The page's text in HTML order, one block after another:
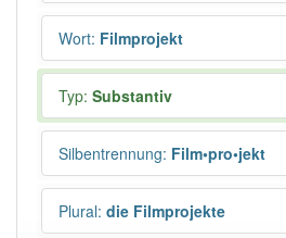
Wort: Filmprojekt
Typ: Substantiv
Silbentrennung: Film•pro•jekt
Plural: die Filmprojekte